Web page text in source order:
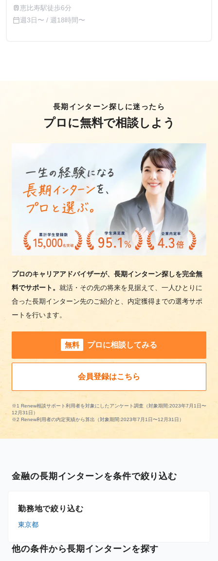
イスタワー15階
train恵比寿駅徒歩6分
calendar_today週3日〜 / 週18時間〜
長期インターン探しに迷ったら
プロに無料で相談しよう
プロのキャリアアドバイザーが、長期インターン探しを完全無
料でサポート。 就活・その先の将来を見据えて、一人ひとりに
合った長期インターン先のご紹介と、内定獲得までの選考サポ
ートを行います。
無料 プロに相談してみる
会員登録はこちら
※1 Renew相談サポート利用者を対象にしたアンケート調査（対象期間:2023年7月1日〜
12月31日）
※2 Renew利用者の内定実績から算出（対象期間:2023年7月1日〜12月31日）
金融の長期インターンを条件で絞り込む
勤務地で絞り込む
東京都
他の条件から長期インターンを探す